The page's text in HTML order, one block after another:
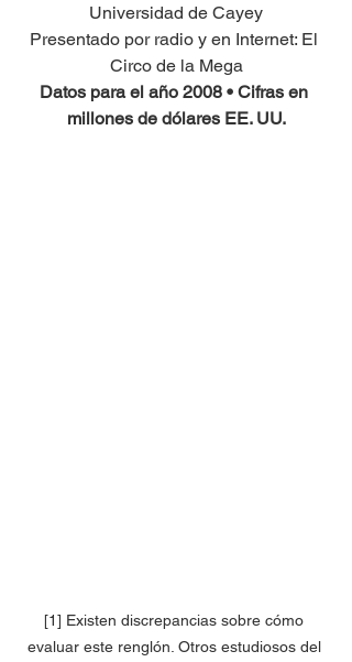
Universidad de Cayey
Presentado por radio y en Internet: El
Circo de la Mega
Datos para el año 2008 • Cifras en
millones de dólares EE. UU.
[1] Existen discrepancias sobre cómo
evaluar este renglón. Otros estudiosos del